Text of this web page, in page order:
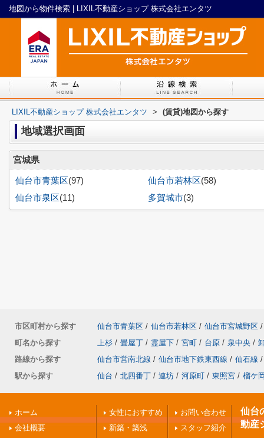
地図から物件検索 | LIXIL不動産ショップ 株式会社エンタツ
LIXIL不動産ショップ 株式会社エンタツ > (賃貸)地図から探す
地域選択画面
宮城県
仙台市青葉区(97) 仙台市若林区(58)
仙台市泉区(11) 多賀城市(3)
市区町村から探す 仙台市青葉区 / 仙台市若林区 / 仙台市宮城野区 /
町名から探す
上杉 / 畳屋丁 / 霊屋下 / 宮町 / 台原 / 泉中央 /
路線から探す
仙台市営南北線 / 仙台市地下鉄東西線 / 仙石線 /
駅から探す
仙台 / 北四番丁 / 連坊 / 河原町 / 東照宮 / 榴ケ
ホーム
会社概要
女性におすすめ
新築・築浅
お問い合わせ
スタッフ紹介
仙台
動産